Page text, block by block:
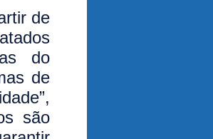
de
do
de
são